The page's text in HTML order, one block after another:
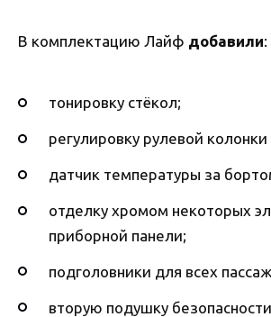
В комплектацию Лайф добавили:
тонировку стёкол;
регулировку рулевой
датчик температуры за
отделку хромом некоторых
приборной панели;
подголовники для всех
вторую подушку